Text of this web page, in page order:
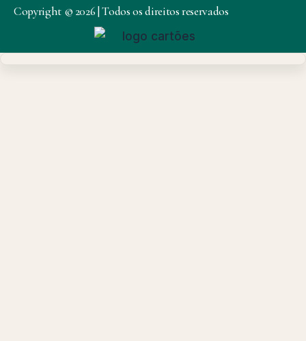
Copyright © 2026 | Todos os direitos reservados